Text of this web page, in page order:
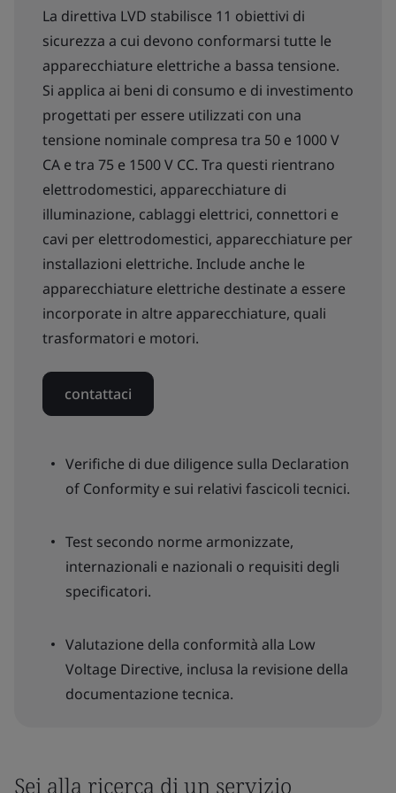
La direttiva LVD stabilisce 11 obiettivi di
sicurezza a cui devono conformarsi tutte le
apparecchiature elettriche a bassa tensione.
Si applica ai beni di consumo e di investimento
progettati per essere utilizzati con una
tensione nominale compresa tra 50 e 1000 V
CA e tra 75 e 1500 V CC. Tra questi rientrano
elettrodomestici, apparecchiature di
illuminazione, cablaggi elettrici, connettori e
cavi per elettrodomestici, apparecchiature per
installazioni elettriche. Include anche le
apparecchiature elettriche destinate a essere
incorporate in altre apparecchiature, quali
trasformatori e motori.
contattaci
Verifiche di due diligence sulla Declaration
of Conformity e sui relativi fascicoli tecnici.
Test secondo norme armonizzate,
internazionali e nazionali o requisiti degli
specificatori.
Valutazione della conformità alla Low
Voltage Directive, inclusa la revisione della
documentazione tecnica.
Sei alla ricerca di un servizio